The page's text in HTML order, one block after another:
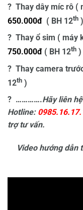
? Thay dây míc rô (
650.000đ ( BH 12th )
? Thay ổ sim ( máy
750.000đ ( BH 12th )
? Thay camera
12th )
? ………….Hãy liên
Hotline:
trợ tư vấn.
Video hướng dẫn